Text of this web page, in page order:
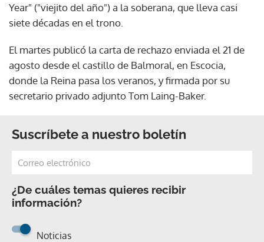
Year" ("viejito del año") a la soberana, que lleva casi
siete décadas en el trono.
El martes publicó la carta de rechazo enviada el 21 de
agosto desde el castillo de Balmoral, en Escocia,
donde la Reina pasa los veranos, y firmada por su
secretario privado adjunto Tom Laing-Baker.
Suscríbete a nuestro boletín
¿De cuáles temas quieres recibir
información?
Noticias